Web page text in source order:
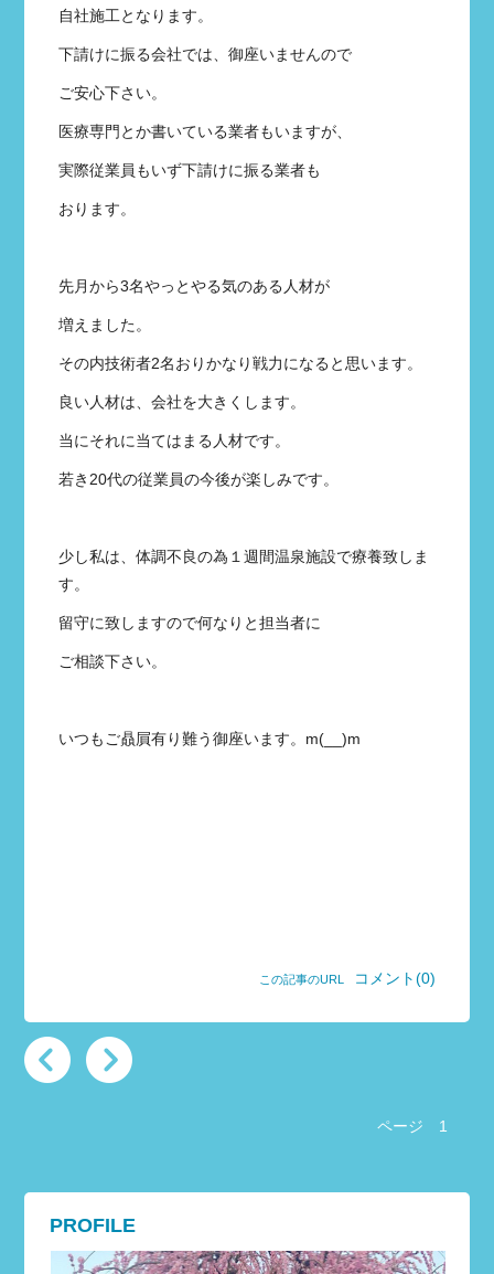
自社施工となります。
下請けに振る会社では、御座いませんので
ご安心下さい。
医療専門とか書いている業者もいますが、
実際従業員もいず下請けに振る業者も
おります。
先月から3名やっとやる気のある人材が
増えました。
その内技術者2名おりかなり戦力になると思います。
良い人材は、会社を大きくします。
当にそれに当てはまる人材です。
若き20代の従業員の今後が楽しみです。
少し私は、体調不良の為１週間温泉施設で療養致しま
す。
留守に致しますので何なりと担当者に
ご相談下さい。
いつもご贔屓有り難う御座います。m(__)m
この記事のURL コメント(0)
ページ 1
PROFILE